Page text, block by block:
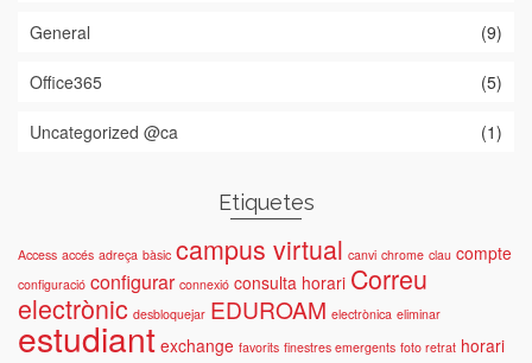
General (9)
Office365 (5)
Uncategorized @ca (1)
Etiquetes
Access accés adreça bàsic campus virtual canvi chrome clau compte
configuració configurar connexió consulta horari Correu
electrònic desbloquejar EDUROAM electrònica eliminar
estudiant exchange favorits finestres emergents foto retrat horari